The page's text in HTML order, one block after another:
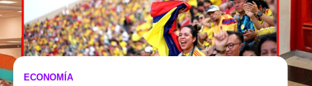
ECONOMÍA